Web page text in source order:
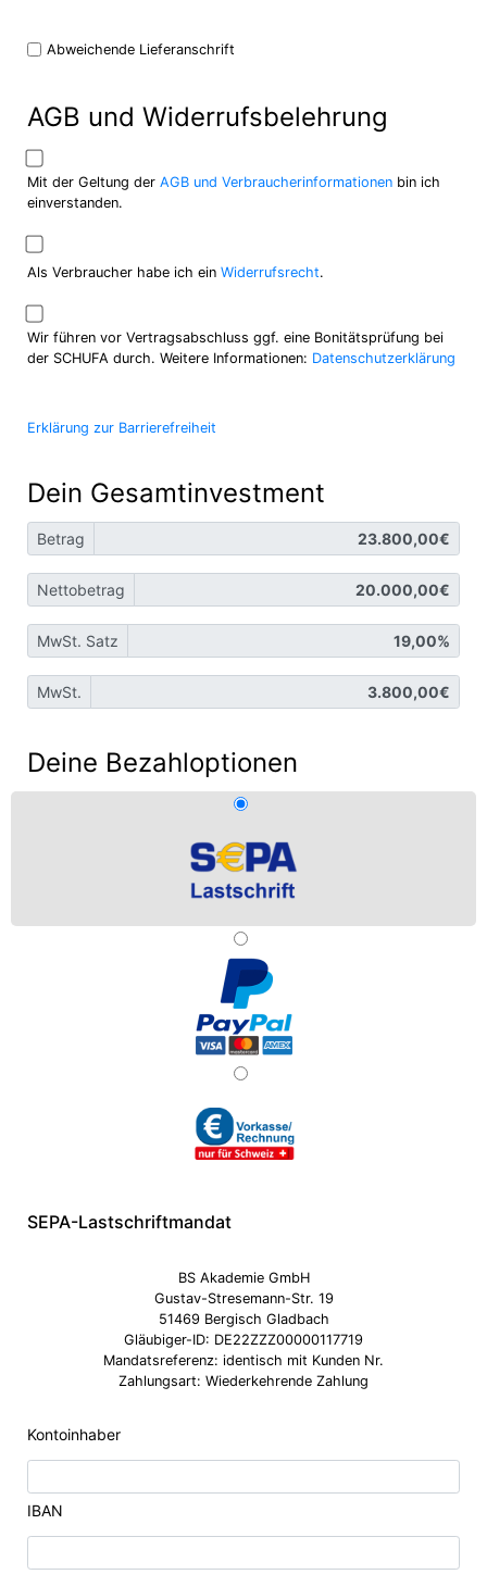
Abweichende Lieferanschrift
AGB und Widerrufsbelehrung
Mit der Geltung der AGB und Verbraucherinformationen bin ich
einverstanden.
Als Verbraucher habe ich ein Widerrufsrecht.
Wir führen vor Vertragsabschluss ggf. eine Bonitätsprüfung bei
der SCHUFA durch. Weitere Informationen: Datenschutzerklärung
Erklärung zur Barrierefreiheit
Dein Gesamtinvestment
Betrag
Nettobetrag
MwSt. Satz
MwSt.
Deine Bezahloptionen
SEPA-Lastschriftmandat
BS Akademie GmbH
Gustav-Stresemann-Str. 19
51469 Bergisch Gladbach
Gläubiger-ID: DE22ZZZ00000117719
Mandatsreferenz: identisch mit Kunden Nr.
Zahlungsart: Wiederkehrende Zahlung
Kontoinhaber
IBAN